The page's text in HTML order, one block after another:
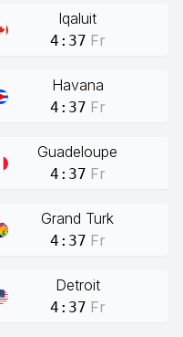
Iqaluit
4:37 Fr
Havana
4:37 Fr
Guadeloupe
4:37 Fr
Grand Turk
4:37 Fr
Detroit
4:37 Fr